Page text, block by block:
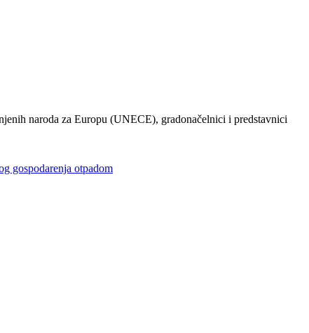
naroda za Europu (UNECE), gradonačelnici i predstavnici
gospodarenja otpadom